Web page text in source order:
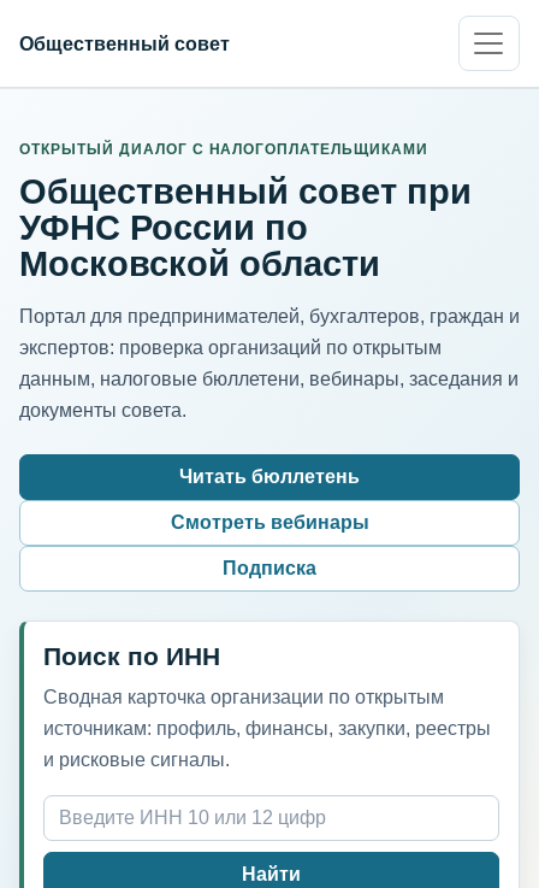
Общественный совет
ОТКРЫТЫЙ ДИАЛОГ С НАЛОГОПЛАТЕЛЬЩИКАМИ
Общественный совет при
УФНС России по
Московской области
Портал для предпринимателей, бухгалтеров, граждан и
экспертов: проверка организаций по открытым
данным, налоговые бюллетени, вебинары, заседания и
документы совета.
Читать бюллетень
Смотреть вебинары
Подписка
Поиск по ИНН
Сводная карточка организации по открытым
источникам: профиль, финансы, закупки, реестры
и рисковые сигналы.
ИНН организации
Найти
Адрес для нормализации